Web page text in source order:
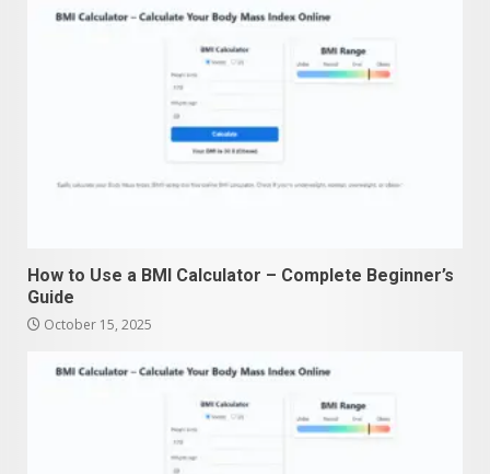
How to Use a BMI Calculator – Complete Beginner’s
Guide
October 15, 2025